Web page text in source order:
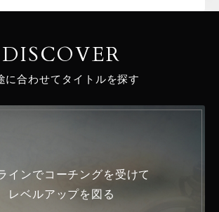
DISCOVER
に合わせてタイトルを探す
インでコーチングを受けて
レベルアップを図る